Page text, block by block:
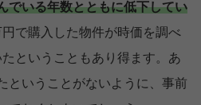
でいる年数とともに低下してい
で購入した物件が時価を調べ
ということもあり得ます。あ
ということがないように、事前